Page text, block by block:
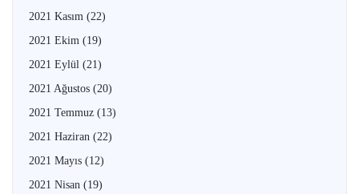
2021 Kasım (22)
2021 Ekim (19)
2021 Eylül (21)
2021 Ağustos (20)
2021 Temmuz (13)
2021 Haziran (22)
2021 Mayıs (12)
2021 Nisan (19)